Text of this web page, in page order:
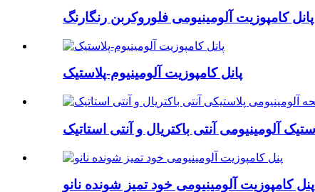
پانل کامپوزیت آلومینیومی فلوروکربن رنگارنگ
پانل کامپوزیت آلومینیوم-پلاستیک
پنل کامپوزیت آلومینیومی خود تمیز شونده نانو